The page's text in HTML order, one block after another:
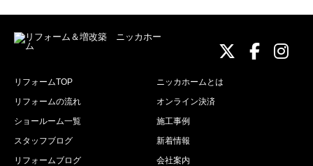
ニッカ
ニッニ
リフォームTOP
ニッカホームとは
リフォームの流れ
オンライン決済
ショールーム一覧
施工事例
スタッフブログ
新着情報
リフォームブログ
会社案内